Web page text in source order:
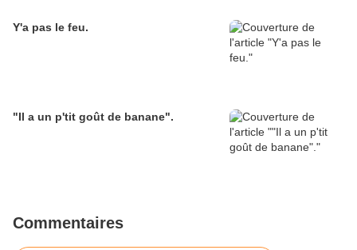
Y'a pas le feu.
"Il a un p'tit goût de banane".
Commentaires